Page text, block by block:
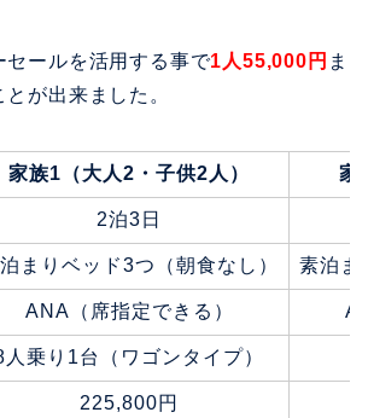
セールを活用する事で1人55,000円 ま
が出来ました。
家族1（大人2・子供2人） 家
2泊3日
まりベッド3つ（朝食なし） 素泊ま
ANA（席指定できる）
人乗り1台（ワゴンタイプ）
225,800円